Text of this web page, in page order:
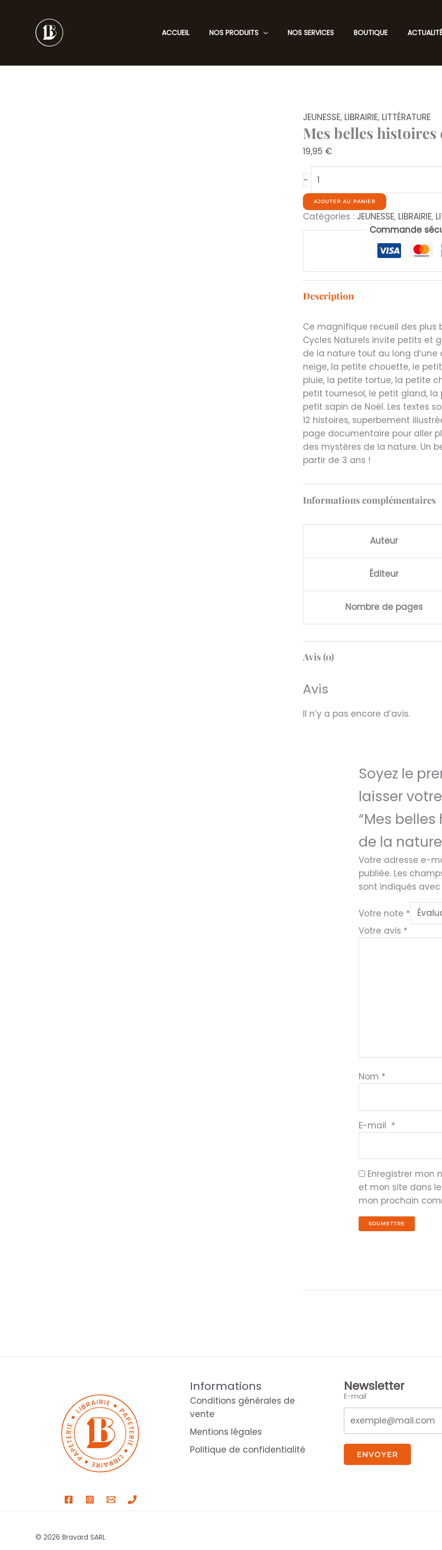
ACCUEIL NOS PRODUITS NOS SERVICES BOUTIQUE
JEUNESSE, LIBRAIRIE, LITTÉRATURE
Mes belles histoires
19,95 €
-
de
Mes
belles
histoires
AJOUTER AU PANIER
Catégories : JEUNESSE, LIBRAIRIE,
Commande
Description
Ce magnifique recueil des plus
Cycles Naturels invite petits et
de la nature tout au long
neige, la petite chouette, le
pluie, la petite tortue, la petite
petit tournesol, le petit gland,
petit sapin de Noël. Les textes
12 histoires, superbement
page documentaire pour aller
des mystères de la nature. Un
partir de 3 ans !
Informations complémentaires
Auteur
Éditeur
Nombre de pages
Avis (0)
Avis
Il n’y a pas encore d’avis.
Soyez le
laisser
“Mes
de la
Votre adresse e-
publiée. Les
sont indiqués
Votre note *
Votre avis *
Nom *
E-mail *
Enregistrer mon
et mon site dans
mon prochain
Informations
Conditions générales de
vente
Mentions légales
Politique de confidentialité
Newsletter
E-mail
ENVOYER
© 2026 Bravard SARL